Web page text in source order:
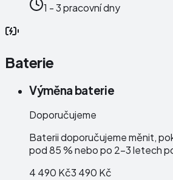
1 - 3 pracovní dny
Baterie
Výměna baterie
Doporučujeme
Baterii doporučujeme měnit,
pod 85 % nebo po 2–3 letech
4 490 Kč3 490 Kč